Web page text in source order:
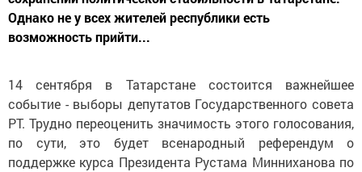
Однако не у всех жителей республики есть
возможность прийти...
14 сентября в Татарстане состоится важнейшее
событие - выборы депутатов Государственного совета
РТ. Трудно переоценить значимость этого голосования,
по сути, это будет всенародный референдум о
поддержке курса Президента Рустама Минниханова по